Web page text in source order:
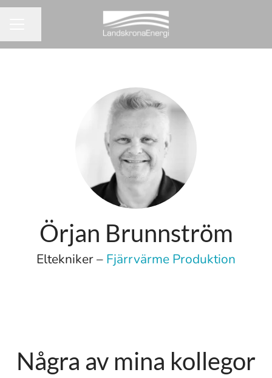
Örjan Brunnström
Eltekniker – Fjärrvärme Produktion
Några av mina kollegor